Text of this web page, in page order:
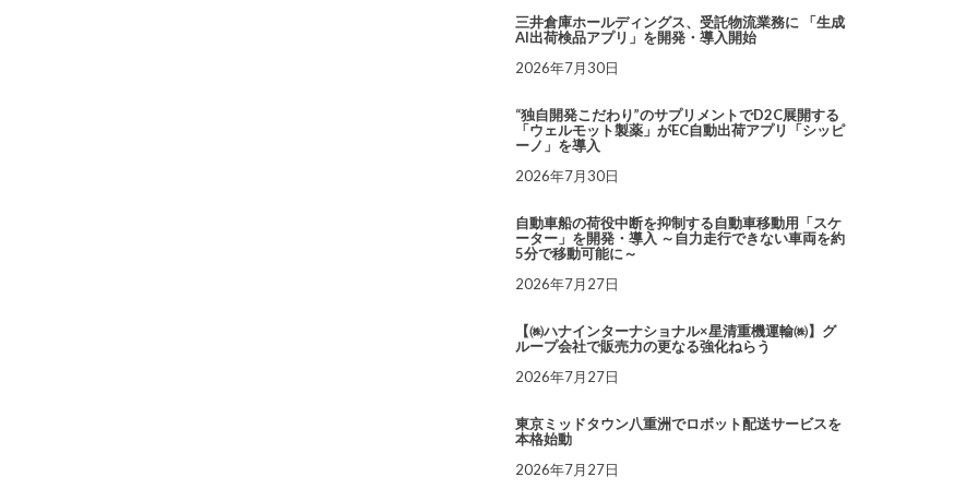
三井倉庫ホールディングス、受託物流業務に 「生成
AI出荷検品アプリ」を開発・導入開始
2026年7月30日
“独自開発こだわり”のサプリメントでD2C展開する
「ウェルモット製薬」がEC自動出荷アプリ「シッピ
ーノ」を導入
2026年7月30日
自動車船の荷役中断を抑制する自動車移動用「スケ
ーター」を開発・導入 ～自力走行できない車両を約
5分で移動可能に～
2026年7月27日
【㈱ハナインターナショナル×星清重機運輸㈱】グ
ループ会社で販売力の更なる強化ねらう
2026年7月27日
東京ミッドタウン八重洲でロボット配送サービスを
本格始動
2026年7月27日